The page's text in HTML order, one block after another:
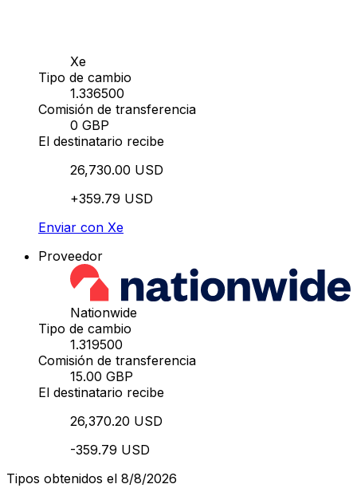
Xe
Tipo de cambio
1.336500
Comisión de transferencia
0 GBP
El destinatario recibe
26,730.00 USD
+359.79 USD
Enviar con Xe
Proveedor
Nationwide
Tipo de cambio
1.319500
Comisión de transferencia
15.00 GBP
El destinatario recibe
26,370.20 USD
-359.79 USD
Tipos obtenidos el 8/8/2026